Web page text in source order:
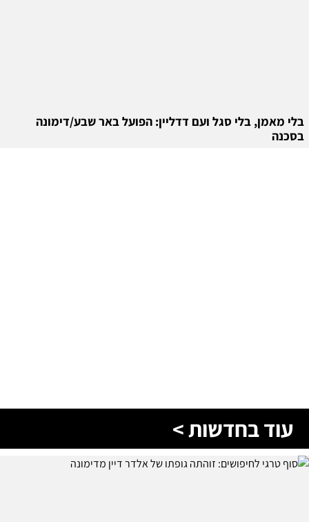
בלי מאמן, בלי סגל ועם דדליין: הפועל באר שבע/דימונה
בסכנה
עוד בחדשות >